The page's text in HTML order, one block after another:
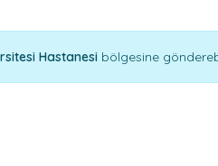
Hastanesi bölgesine